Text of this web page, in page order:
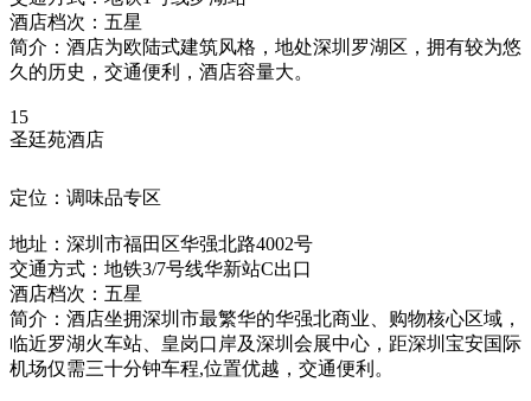
酒店档次：五星
简介：酒店为欧陆式建筑风格，地处深圳罗湖区，拥有较为悠
久的历史，交通便利，酒店容量大。
15
圣廷苑酒店
定位：调味品专区
地址：深圳市福田区华强北路4002号
交通方式：地铁3/7号线华新站C出口
酒店档次：五星
简介：酒店坐拥深圳市最繁华的华强北商业、购物核心区域，
临近罗湖火车站、皇岗口岸及深圳会展中心，距深圳宝安国际
机场仅需三十分钟车程,位置优越，交通便利。